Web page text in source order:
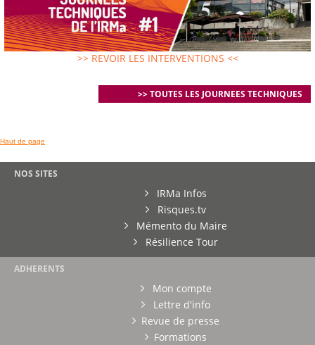
>> REVOIR LES INTERVENTIONS <<
>> TOUTES LES JOURNEES TECHNIQUES
Haut de page
NOS SITES
IRMa Infos
Risques.tv
Mémento du Maire
Résilience Tour
ADHERENTS
Mon compte
Lettre d'info
Revue de presse
Formations